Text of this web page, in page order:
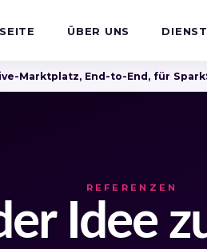
ÜBER UNS
Marktplatz, End-to-End, für
REFERENZEN
Idee